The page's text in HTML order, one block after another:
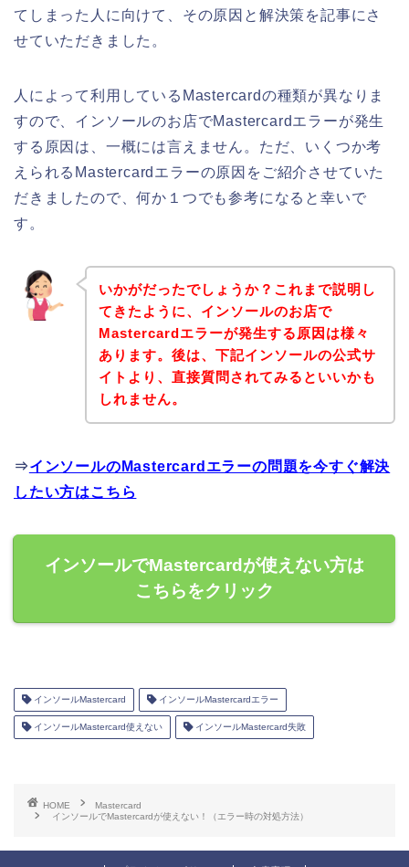
てしまった人に向けて、その原因と解決策を記事にさ
せていただきました。
人によって利用しているMastercardの種類が異なりま
すので、インソールのお店でMastercardエラーが発生
する原因は、一概には言えません。ただ、いくつか考
えられるMastercardエラーの原因をご紹介させていた
だきましたので、何か１つでも参考になると幸いで
す。
いかがだったでしょうか？これまで説明し
てきたように、インソールのお店で
Mastercardエラーが発生する原因は様々
あります。後は、下記インソールの公式サ
イトより、直接質問されてみるといいかも
しれません。
⇒インソールのMastercardエラーの問題を今すぐ解決
したい方はこちら
インソールでMastercardが使えない方は
こちらをクリック
インソールMastercard インソールMastercardエラー
インソールMastercard使えない インソールMastercard失敗
HOME
Mastercard
インソールでMastercardが使えない！（エラー時の対処方法）